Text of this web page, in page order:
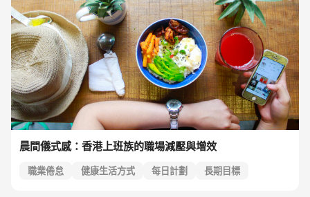
晨間儀式感：香港上班族的職場減壓與增效
職業倦怠 健康生活方式 每日計劃
長期目標